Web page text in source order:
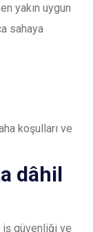
yakın uygun
sahaya
koşulları ve
dâhil
iş güvenliği ve